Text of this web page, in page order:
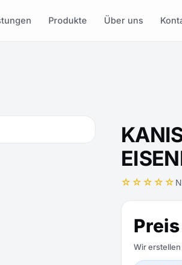
Produkte Über uns
☆☆☆☆☆
Wir